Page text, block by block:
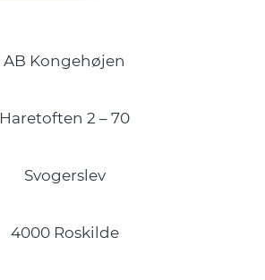
AB Kongehøjen
Haretoften 2 – 70
Svogerslev
4000 Roskilde